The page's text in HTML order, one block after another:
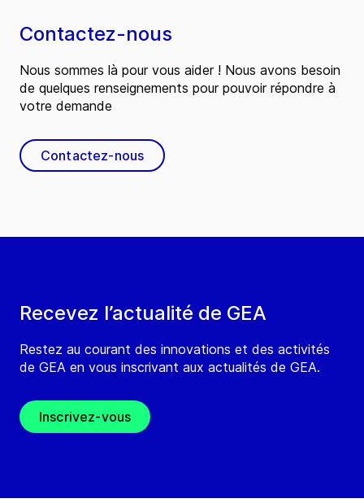
Recevez l’actualité de GEA
Restez au courant des innovations et des activités
de GEA en vous inscrivant aux actualités de GEA.
Inscrivez-vous
Contactez-nous
Nous sommes là pour vous aider ! Nous avons besoin
de quelques renseignements pour pouvoir répondre à
votre demande
Contactez-nous